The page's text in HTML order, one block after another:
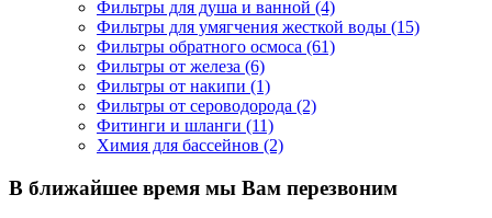
Фильтры для душа и ванной (4)
Фильтры для умягчения жесткой воды (15)
Фильтры обратного осмоса (61)
Фильтры от железа (6)
Фильтры от накипи (1)
Фильтры от сероводорода (2)
Фитинги и шланги (11)
Химия для бассейнов (2)
В ближайшее время мы Вам перезвоним